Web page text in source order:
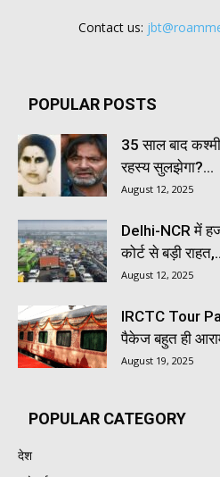
Contact us:
POPULAR POSTS
35 साल बाद
रहस्य सुलझेगा?...
August 12, 2025
Delhi-NCR में
कोर्ट से बड़ी
August 12, 2025
IRCTC Tour
पैकेज बहुत ही
August 19, 2025
POPULAR CATEGORY
देश